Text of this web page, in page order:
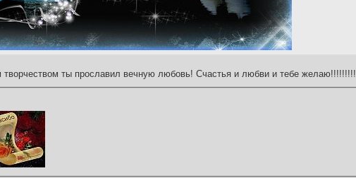
ты прославил вечную любовь! Счастья и любви и тебе желаю!!!!!!!!!